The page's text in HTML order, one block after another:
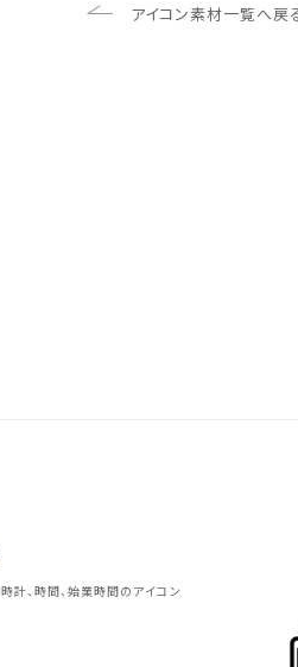
アイコン素材一覧へ戻
時計、時間、始業時間のアイコン